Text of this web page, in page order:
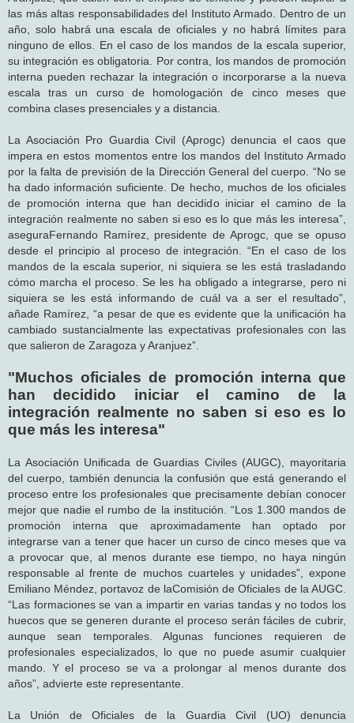
las más altas responsabilidades del Instituto Armado. Dentro de un
año, solo habrá una escala de oficiales y no habrá límites para
ninguno de ellos. En el caso de los mandos de la escala superior,
su integración es obligatoria. Por contra, los mandos de promoción
interna pueden rechazar la integración o incorporarse a la nueva
escala tras un curso de homologación de cinco meses que
combina clases presenciales y a distancia.
La Asociación Pro Guardia Civil (Aprogc) denuncia el caos que
impera en estos momentos entre los mandos del Instituto Armado
por la falta de previsión de la Dirección General del cuerpo. “No se
ha dado información suficiente. De hecho, muchos de los oficiales
de promoción interna que han decidido iniciar el camino de la
integración realmente no saben si eso es lo que más les interesa”,
aseguraFernando Ramírez, presidente de Aprogc, que se opuso
desde el principio al proceso de integración. “En el caso de los
mandos de la escala superior, ni siquiera se les está trasladando
cómo marcha el proceso. Se les ha obligado a integrarse, pero ni
siquiera se les está informando de cuál va a ser el resultado”,
añade Ramírez, “a pesar de que es evidente que la unificación ha
cambiado sustancialmente las expectativas profesionales con las
que salieron de Zaragoza y Aranjuez”.
"Muchos oficiales de promoción interna que
han decidido iniciar el camino de la
integración realmente no saben si eso es lo
que más les interesa"
La Asociación Unificada de Guardias Civiles (AUGC), mayoritaria
del cuerpo, también denuncia la confusión que está generando el
proceso entre los profesionales que precisamente debían conocer
mejor que nadie el rumbo de la institución. “Los 1.300 mandos de
promoción interna que aproximadamente han optado por
integrarse van a tener que hacer un curso de cinco meses que va
a provocar que, al menos durante ese tiempo, no haya ningún
responsable al frente de muchos cuarteles y unidades”, expone
Emiliano Méndez, portavoz de laComisión de Oficiales de la AUGC.
“Las formaciones se van a impartir en varias tandas y no todos los
huecos que se generen durante el proceso serán fáciles de cubrir,
aunque sean temporales. Algunas funciones requieren de
profesionales especializados, lo que no puede asumir cualquier
mando. Y el proceso se va a prolongar al menos durante dos
años”, advierte este representante.
La Unión de Oficiales de la Guardia Civil (UO) denuncia